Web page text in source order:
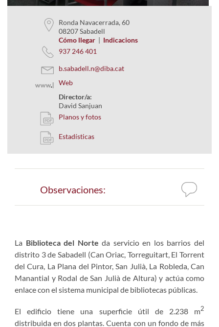
Ronda Navacerrada, 60
08207 Sabadell
Cómo llegar | Indicacions
937 246 401
b.sabadell.n@diba.cat
Web
Director/a:
David Sanjuan
Planos y fotos
Estadísticas
Observaciones:
La Biblioteca del Norte da servicio en los barrios del
distrito 3 de Sabadell (Can Oriac, Torreguitart, El Torrent
del Cura, La Plana del Pintor, San Julià, La Robleda, Can
Manantial y Rodal de San Julià de Altura) y actúa como
enlace con el sistema municipal de bibliotecas públicas.
El edificio tiene una superficie útil de 2.238 m2
distribuida en dos plantas. Cuenta con un fondo de más